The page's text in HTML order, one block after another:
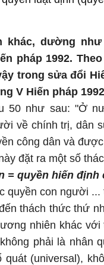
khác, dường
pháp 1992.
trong sửa đổi
V Hiến pháp
50 như sau: "Ở
về chính trị, dân
công dân và
đặt ra một số
= quyền hiến định
quyền con người
thách thức thứ
nhiên khác
phải là nhân
quát (universal),